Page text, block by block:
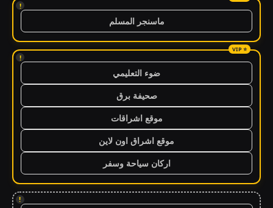
!
ماسنجر المسلم
!
ضوء التعليمي
صحيفة برق
موقع اشراقات
موقع اشراق اون لاين
اركان سياحة وسفر
!